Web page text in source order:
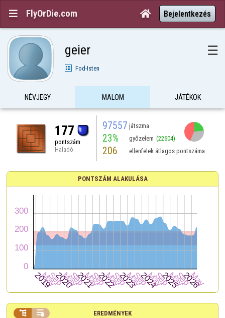
 FlyOrDie.com  Bejelentkezés
geier ☰
Fod-Isten
NÉVJEGY MALOM JÁTÉKOK
177
pontszám
Haladó
97557 játszma
23% győzelem (22604)
206 ellenfelek átlagos pontszáma
PONTSZÁM ALAKULÁSA
EREDMÉNYEK
 